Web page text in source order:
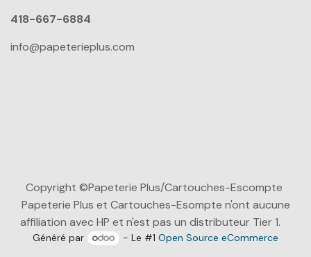
418-667-6884
info@papeterieplus.com
Copyright ©Papeterie Plus/Cartouches-Escompte
Papeterie Plus et Cartouches-Esompte n'ont aucune
affiliation avec HP et n'est pas un distributeur Tier 1.
Généré par - Le #1Open Source eCommerce